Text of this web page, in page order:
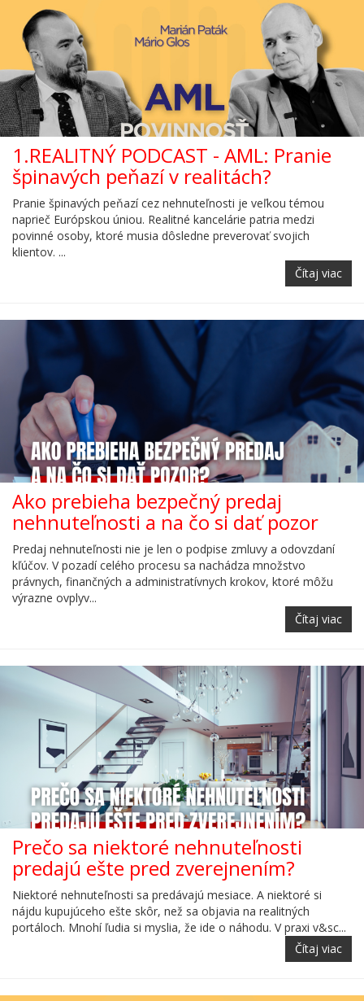
1.REALITNÝ PODCAST - AML: Pranie
špinavých peňazí v realitách?
Pranie špinavých peňazí cez nehnuteľnosti je veľkou témou
naprieč Európskou úniou. Realitné kancelárie patria medzi
povinné osoby, ktoré musia dôsledne preverovať svojich
klientov. ...
Čítaj viac
Ako prebieha bezpečný predaj
nehnuteľnosti a na čo si dať pozor
Predaj nehnuteľnosti nie je len o podpise zmluvy a odovzdaní
kľúčov. V pozadí celého procesu sa nachádza množstvo
právnych, finančných a administratívnych krokov, ktoré môžu
výrazne ovplyv...
Čítaj viac
Prečo sa niektoré nehnuteľnosti
predajú ešte pred zverejnením?
Niektoré nehnuteľnosti sa predávajú mesiace. A niektoré si
nájdu kupujúceho ešte skôr, než sa objavia na realitných
portáloch. Mnohí ľudia si myslia, že ide o náhodu. V praxi v&sc...
Čítaj viac